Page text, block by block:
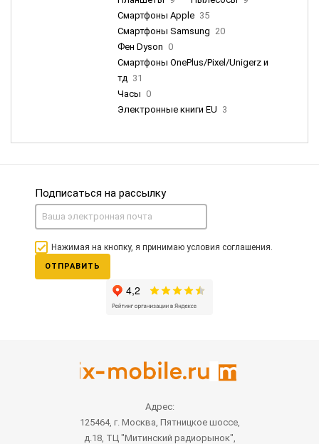
Смартфоны Apple 35
Смартфоны Samsung 20
Фен Dyson 0
Смартфоны OnePlus/Pixel/Unigerz и
тд 31
Часы 0
Электронные книги EU 3
Подписаться на рассылку
Нажимая на кнопку, я принимаю условия соглашения.
ОТПРАВИТЬ
Адрес:
125464, г. Москва, Пятницкое шоссе,
д.18, ТЦ "Митинский радиорынок",